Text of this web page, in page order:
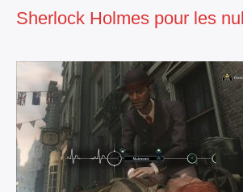
Sherlock Holmes pour les